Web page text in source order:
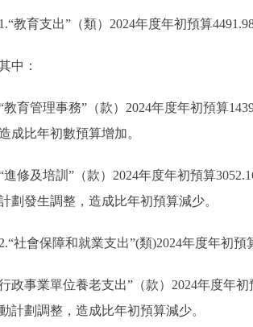
1.“教育支出”（類）2024年度年初預算
中：
教育管理事務”（款）2024年度年初預算
成比年初數預算增加。
進修及培訓”（款）2024年度年初預算
劃發生調整，造成比年初預算減少。
2.“社會保障和就業支出”(類)2024年度年初
政事業單位養老支出”（款）2024年度年
計劃調整，造成比年初預算減少。